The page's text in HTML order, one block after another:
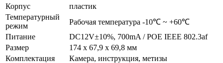
Корпус
пластик
Температурный
режим
Рабочая температура -10℃ ~ +60℃
Питание
DC12V±10%, 700mA / POE IEEE 802.3af
Размер
174 x 67,9 x 69,8 мм
Комплектация
Камера, инструкция, метизы